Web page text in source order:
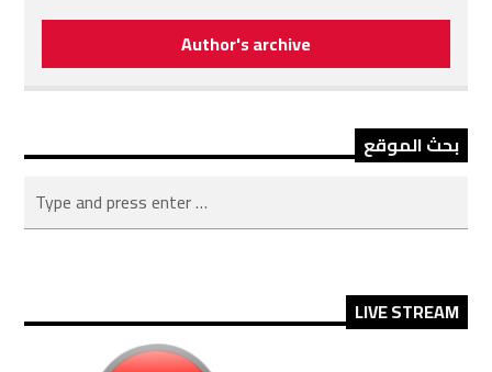
Author's archive
بحث الموقع
LIVE STREAM